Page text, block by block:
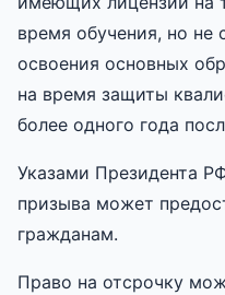
время обучения, но
освоения основных
на время защиты
более одного года
Указами Президента
призыва может
гражданам.
Право на отсрочку